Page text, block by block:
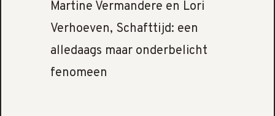
Martine Vermandere en Lori
Verhoeven, Schafttijd: een
alledaags maar onderbelicht
fenomeen